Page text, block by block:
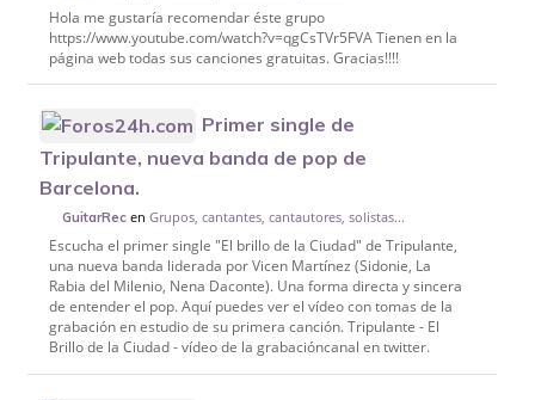
Hola me gustaría recomendar éste grupo
https://www.youtube.com/watch?v=qgCsTVr5FVA Tienen en la
página web todas sus canciones gratuitas. Gracias!!!!
Primer single de
Tripulante, nueva banda de pop de
Barcelona.
GuitarRec enGrupos, cantantes, cantautores, solistas...
Escucha el primer single "El brillo de la Ciudad" de Tripulante,
una nueva banda liderada por Vicen Martínez (Sidonie, La
Rabia del Milenio, Nena Daconte). Una forma directa y sincera
de entender el pop. Aquí puedes ver el vídeo con tomas de la
grabación en estudio de su primera canción. Tripulante - El
Brillo de la Ciudad - vídeo de la grabacióncanal en twitter.